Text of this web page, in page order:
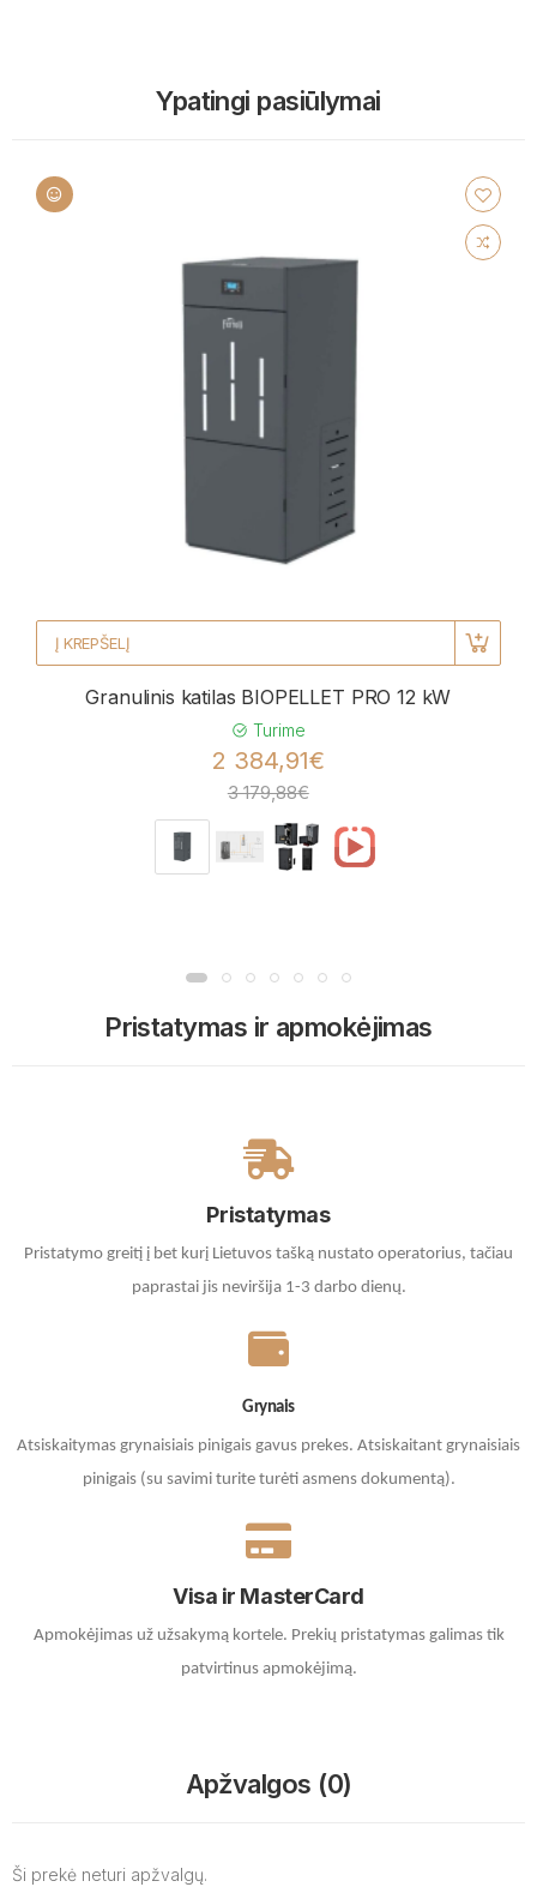
Ypatingi pasiūlymai
Į KREPŠELĮ
Granulinis katilas BIOPELLET PRO 12 kW
Turime
2 384,91€
3 179,88€
Pristatymas ir apmokėjimas
Pristatymas
Pristatymo greitį į bet kurį Lietuvos tašką nustato operatorius, tačiau
paprastai jis neviršija 1-3 darbo dienų.
Grynais
Atsiskaitymas grynaisiais pinigais gavus prekes. Atsiskaitant grynaisiais
pinigais (su savimi turite turėti asmens dokumentą).
Visa ir MasterCard
Apmokėjimas už užsakymą kortele. Prekių pristatymas galimas tik
patvirtinus apmokėjimą.
Apžvalgos (0)
Ši prekė neturi apžvalgų.